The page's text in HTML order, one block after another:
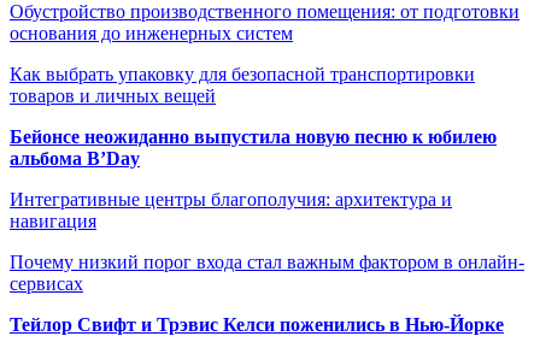
Обустройство производственного помещения: от подготовки
основания до инженерных систем
Как выбрать упаковку для безопасной транспортировки
товаров и личных вещей
Бейонсе неожиданно выпустила новую песню к юбилею
альбома B’Day
Интегративные центры благополучия: архитектура и
навигация
Почему низкий порог входа стал важным фактором в онлайн-
сервисах
Тейлор Свифт и Трэвис Келси поженились в Нью-Йорке